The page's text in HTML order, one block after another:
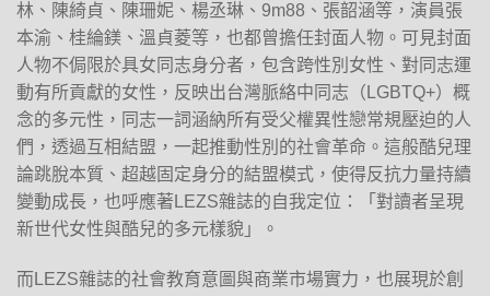
林、陳綺貞、陳珊妮、楊丞琳、9m88、張韶涵等，演員張
本渝、桂綸鎂、溫貞菱等，也都曾擔任封面人物。可見封面
人物不侷限於具女同志身分者，包含跨性別女性、對同志運
動有所貢獻的女性，反映出台灣脈絡中同志（LGBTQ+）概
念的多元性，同志一詞涵納所有受父權異性戀常規壓迫的人
們，透過互相結盟，一起推動性別的社會革命。這般酷兒理
論跳脫本質、超越固定身分的結盟模式，使得反抗力量持續
變動成長，也呼應著LEZS雜誌的自我定位：「對讀者呈現
新世代女性與酷兒的多元樣貌」。
而LEZS雜誌的社會教育意圖與商業市場實力，也展現於創